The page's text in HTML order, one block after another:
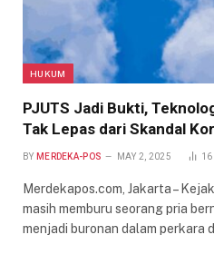
HUKUM
PJUTS Jadi Bukti,
Tak Lepas dari Skandal
BY MERDEKA-POS MAY 2, 2025 16
Merdekapos.com, Jakarta –
masih memburu seorang pria
menjadi buronan dalam perkara